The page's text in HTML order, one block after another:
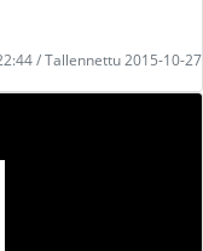
/ Tallennettu 2015-10-27